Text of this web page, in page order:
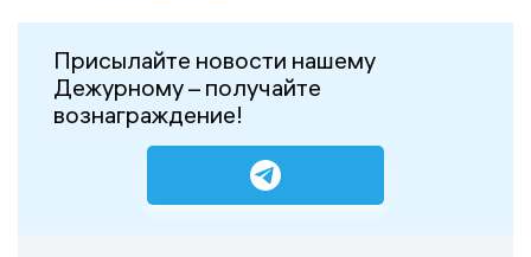
Присылайте новости нашему
Дежурному – получайте
вознаграждение!